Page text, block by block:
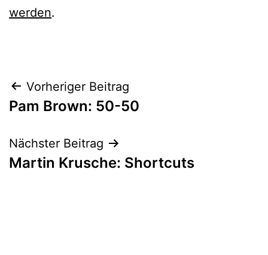
werden.
Beitrags-
Navigation
Vorheriger Beitrag
Pam Brown: 50-50
Nächster Beitrag
Martin Krusche: Shortcuts